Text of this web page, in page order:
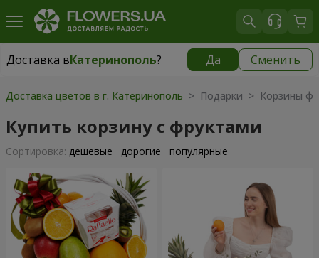
Доставка вКатеринополь? Да Сменить
Доставка вКатеринополь|
Доставка цветов в г. Катеринополь > Подарки > Корзины
Купить корзину с фруктами
Cортировка: дешевые дорогие популярные